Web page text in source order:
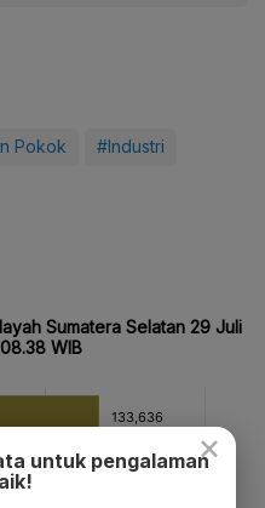
Pokok #Industri
×
untuk pengalaman